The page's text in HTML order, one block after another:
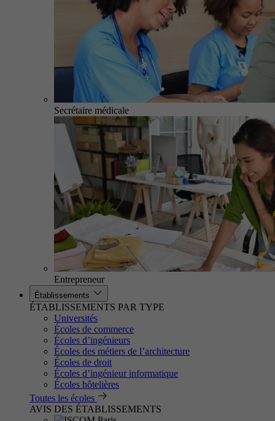
Secrétaire médicale
Entrepreneur
Établissements
ÉTABLISSEMENTS PAR TYPE
Universités
Écoles de commerce
Écoles d’ingénieurs
Écoles des métiers de l’architecture
Écoles de droit
Écoles d’ingénieur informatique
Écoles hôtelières
Toutes les écoles
AVIS DES ÉTABLISSEMENTS